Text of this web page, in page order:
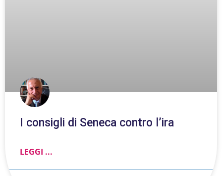
I consigli di Seneca contro l’ira
LEGGI ...